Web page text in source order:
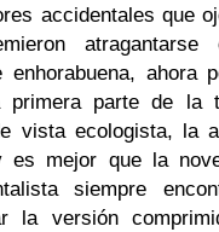
accidentales que
ahora
parte de la
vista ecologista, la
es mejor que la
siempre
la versión